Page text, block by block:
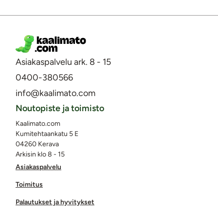
Asiakaspalvelu ark. 8 - 15
0400-380566
info@kaalimato.com
Asiakaspalvelu
Toimitus
Palautukset ja hyvitykset
Noutopiste ja toimisto
Kaalimato.com
Kumitehtaankatu 5 E
04260 Kerava
Arkisin klo 8 - 15